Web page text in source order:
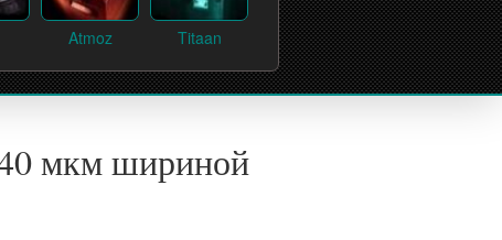
Atmoz Titaan
мкм шириной